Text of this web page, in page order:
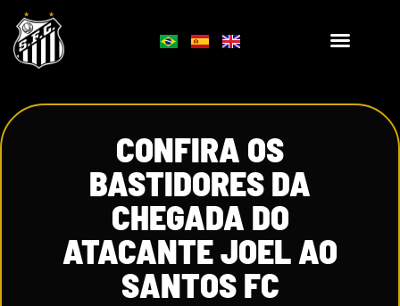
CONFIRA OS
BASTIDORES DA
CHEGADA DO
ATACANTE JOEL AO
SANTOS FC